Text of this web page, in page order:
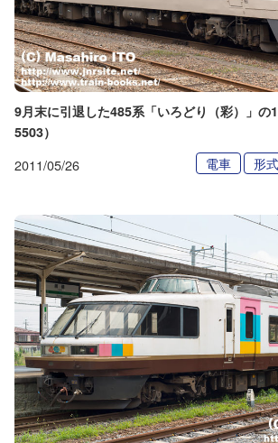
9月末に引退した485系「いろどり（彩）」の
5503）
2011/05/26 電車 形